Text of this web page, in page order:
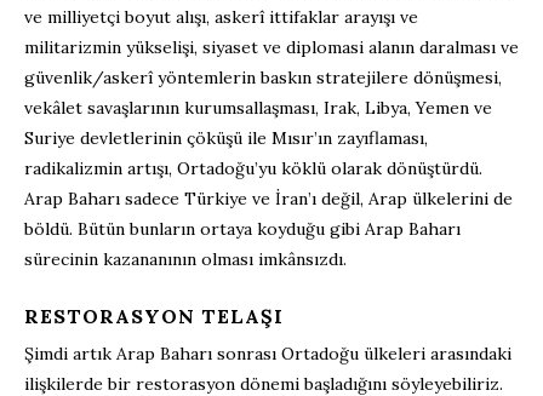
ve milliyetçi boyut alışı, askerî ittifaklar arayışı ve
militarizmin yükselişi, siyaset ve diplomasi alanın daralması ve
güvenlik/askerî yöntemlerin baskın stratejilere dönüşmesi,
vekâlet savaşlarının kurumsallaşması, Irak, Libya, Yemen ve
Suriye devletlerinin çöküşü ile Mısır’ın zayıflaması,
radikalizmin artışı, Ortadoğu’yu köklü olarak dönüştürdü.
Arap Baharı sadece Türkiye ve İran’ı değil, Arap ülkelerini de
böldü. Bütün bunların ortaya koyduğu gibi Arap Baharı
sürecinin kazananının olması imkânsızdı.
RESTORASYON TELAŞI
Şimdi artık Arap Baharı sonrası Ortadoğu ülkeleri arasındaki
ilişkilerde bir restorasyon dönemi başladığını söyleyebiliriz.